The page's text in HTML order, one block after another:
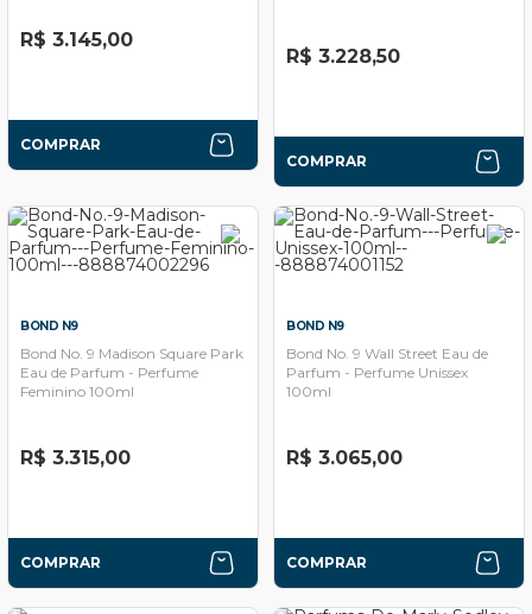
R$ 3.145,00
COMPRAR
R$ 3.228,50
COMPRAR
BOND N9
Bond No. 9 Madison Square Park
Eau de Parfum - Perfume
Feminino 100ml
R$ 3.315,00
COMPRAR
BOND N9
Bond No. 9 Wall Street Eau de
Parfum - Perfume Unissex
100ml
R$ 3.065,00
COMPRAR